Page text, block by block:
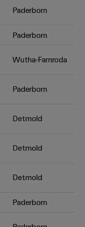
Configurator
auf einem
unkompliziert,
Paderborn
Paderborn
Wutha-Farnroda
Paderborn
Detmold
Detmold
Detmold
Paderborn